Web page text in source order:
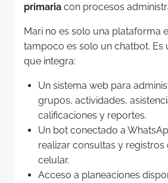
primaria con procesos
Mari no es solo una plataforma
tampoco es solo un chatbot. Es
que integra:
Un sistema web para
grupos, actividades,
calificaciones y reportes.
Un bot conectado a
realizar consultas y registros
celular.
Acceso a planeaciones